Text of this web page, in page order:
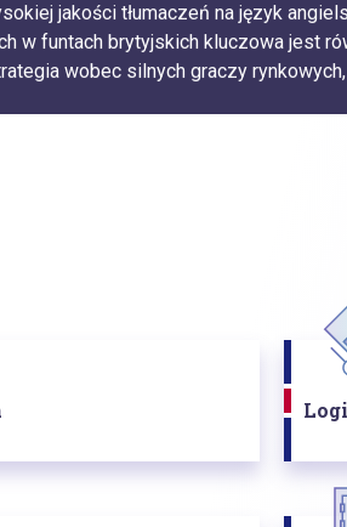
jakości tłumaczeń na język
w funtach brytyjskich kluczowa jest
wobec silnych graczy